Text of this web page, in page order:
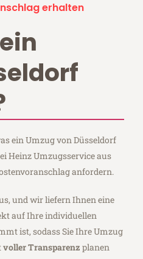
erhalten
ein Umzug von Düsseldorf
Heinz Umzugsservice aus
anfordern.
und wir liefern Ihnen eine
auf Ihre individuellen
ist, sodass Sie Ihre Umzug
voller Transparenz planen